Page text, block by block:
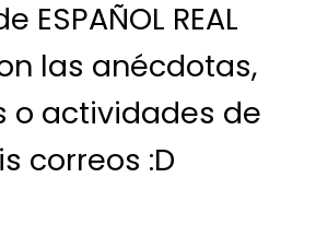
ESPAÑOL REAL
las anécdotas,
o actividades de
correos :D